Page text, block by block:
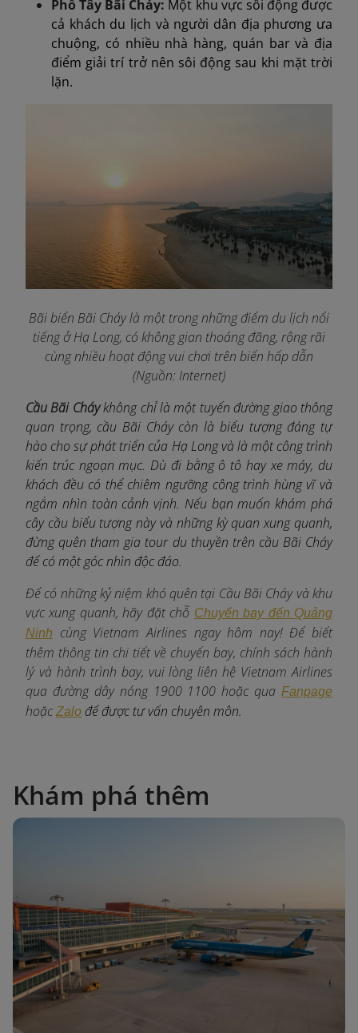
Phố Tây Bãi Cháy: Một khu vực sôi động được
cả khách du lịch và người dân địa phương ưa
chuộng, có nhiều nhà hàng, quán bar và địa
điểm giải trí trở nên sôi động sau khi mặt trời
lặn.
Bãi biển Bãi Cháy là một trong những điểm du lịch nổi
tiếng ở Hạ Long, có không gian thoáng đãng, rộng rãi
cùng nhiều hoạt động vui chơi trên biển hấp dẫn
(Nguồn: Internet)
Cầu Bãi Cháykhông chỉ là một tuyến đường giao thông
quan trọng, cầu Bãi Cháy còn là biểu tượng đáng tự
hào cho sự phát triển của Hạ Long và là một công trình
kiến trúc ngoạn mục. Dù đi bằng ô tô hay xe máy, du
khách đều có thể chiêm ngưỡng công trình hùng vĩ và
ngắm nhìn toàn cảnh vịnh. Nếu bạn muốn khám phá
cây cầu biểu tượng này và những kỳ quan xung quanh,
đừng quên tham gia tour du thuyền trên cầu Bãi Cháy
để có một góc nhìn độc đáo.
Để có những kỷ niệm khó quên tại Cầu Bãi Cháy và khu
vực xung quanh, hãy đặt chỗ Chuyến bay đến Quảng
Ninh
cùng Vietnam Airlines ngay hôm nay! Để biết
thêm thông tin chi tiết về chuyến bay, chính sách hành
lý và hành trình bay, vui lòng liên hệ Vietnam Airlines
qua đường dây nóng 1900 1100 hoặc qua Fanpage
hoặc Zalo để được tư vấn chuyên môn.
Khám phá thêm